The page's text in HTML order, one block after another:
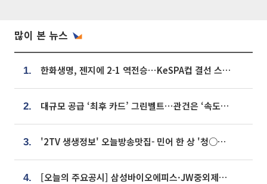
많이 본 뉴스
1. 한화생명, 젠지에 2-1 역전승⋯KeSPA컵 결선 스테이지 2 직행
2. 대규모 공급 ‘최후 카드’ 그린벨트⋯관건은 ‘속도’ [주택공급 승부수의 조건]
3. '2TV 생생정보' 오늘방송맛집- 민어 한 상 '청○○○' vs 전복 한 상 '명○'
4. [오늘의 주요공시] 삼성바이오에피스·JW중외제약·한미반도체·SK바이오사이언스 등